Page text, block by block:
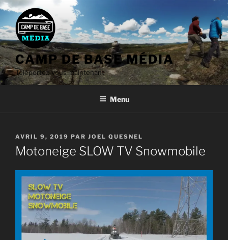
Aller
contenu
CAMP DE BASE MÉDIA
Téléportez-vous maintenant
Menu
PUBLIÉ
LE
AVRIL 9, 2019 PAR JOEL QUESNEL
Motoneige SLOW TV Snowmobile